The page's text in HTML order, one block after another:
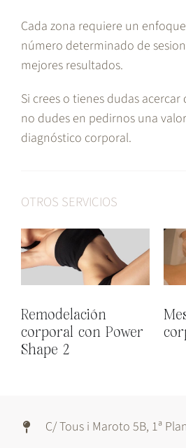
Cada zona requiere un
número determinado de
mejores resultados.
Si crees o tienes dudas
no dudes en pedirnos una
diagnóstico corporal.
OTROS SERVICIOS
Remodelación
corporal con Power
Shape 2
C/ Tous i Maroto 5B, 1ª